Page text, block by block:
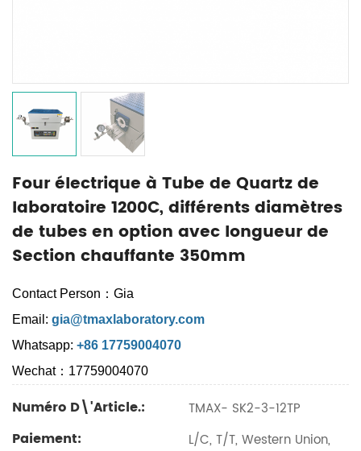
Four électrique à Tube de Quartz de
laboratoire 1200C, différents diamètres
de tubes en option avec longueur de
Section chauffante 350mm
Contact Person：Gia
Email: gia@tmaxlaboratory.com
Whatsapp: +86 17759004070
Wechat：17759004070
Numéro D\'article.: TMAX- SK2-3-12TP
Paiement:
L/C, T/T, Western Union,